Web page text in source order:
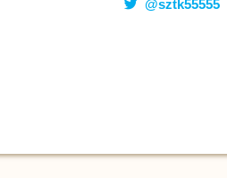
@sztk55555